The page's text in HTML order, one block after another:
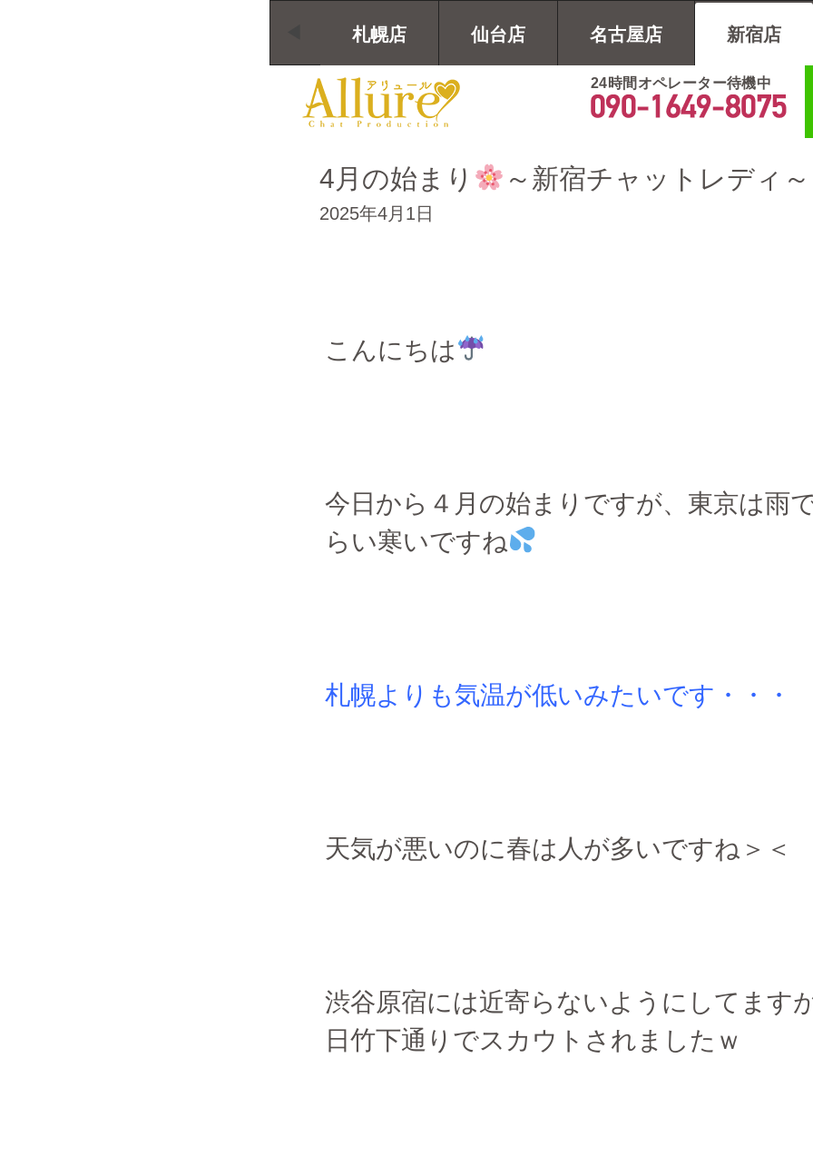
札幌店 仙台店 名古屋店 新宿店
24時間オペレーター待機中
4月の始まり ～新宿チャットレディ～
2025年4月1日
こんにちは
今日から４月の始まりですが、東京は雨
らい寒いですね
札幌よりも気温が低いみたいです・・・
天気が悪いのに春は人が多いですね＞＜
渋谷原宿には近寄らないようにしてます
日竹下通りでスカウトされましたｗ